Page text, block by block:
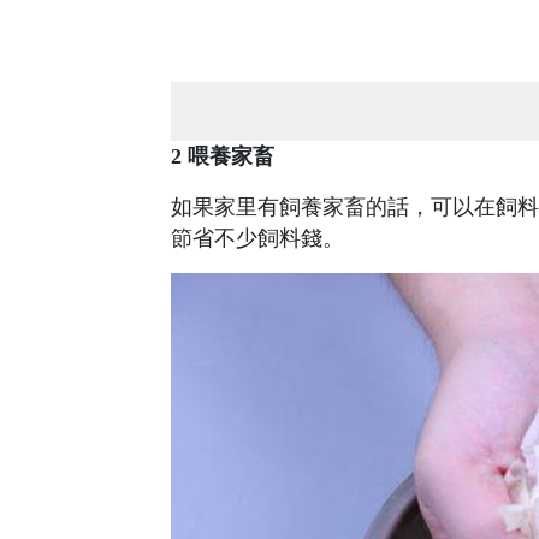
2 喂養家畜
如果家里有飼養家畜的話，可以在飼
節省不少飼料錢。